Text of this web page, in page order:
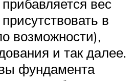
вес
в
возможности),
и так далее.
фундамента